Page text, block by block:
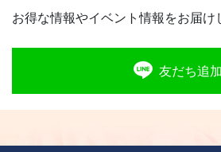
お得な情報やイベント情報をお届け
友だち追加